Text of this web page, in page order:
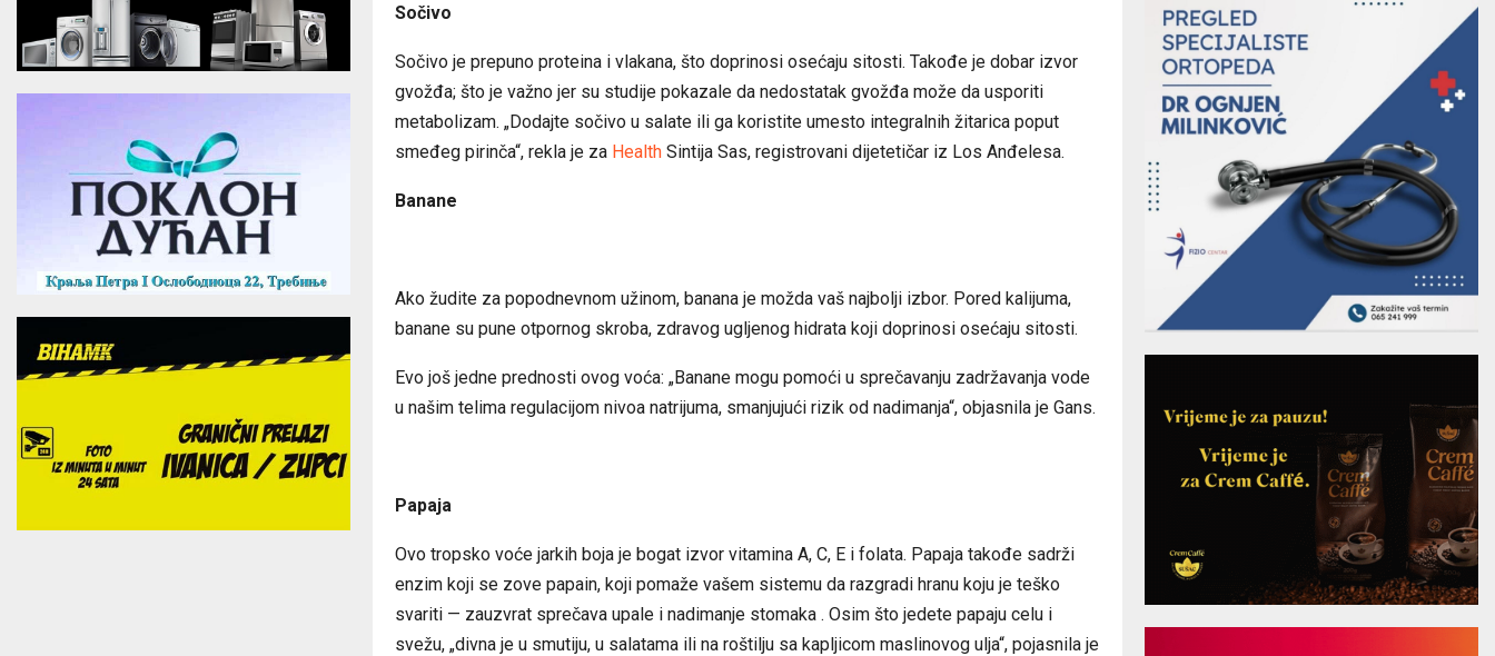
Sočivo
Sočivo je prepuno proteina i vlakana, što doprinosi osećaju sitosti. Takođe je dobar izvor
gvožđa; što je važno jer su studije pokazale da nedostatak gvožđa može da usporiti
metabolizam. „Dodajte sočivo u salate ili ga koristite umesto integralnih žitarica poput
smeđeg pirinča“, rekla je za Health Sintija Sas, registrovani dijetetičar iz Los Anđelesa.
Banane
Ako žudite za popodnevnom užinom, banana je možda vaš najbolji izbor. Pored kalijuma,
banane su pune otpornog skroba, zdravog ugljenog hidrata koji doprinosi osećaju sitosti.
Evo još jedne prednosti ovog voća: „Banane mogu pomoći u sprečavanju zadržavanja vode
u našim telima regulacijom nivoa natrijuma, smanjujući rizik od nadimanja“, objasnila je Gans.
Papaja
Ovo tropsko voće jarkih boja je bogat izvor vitamina A, C, E i folata. Papaja takođe sadrži
enzim koji se zove papain, koji pomaže vašem sistemu da razgradi hranu koju je teško
svariti — zauzvrat sprečava upale i nadimanje stomaka . Osim što jedete papaju celu i
svežu, „divna je u smutiju, u salatama ili na roštilju sa kapljicom maslinovog ulja“, pojasnila je